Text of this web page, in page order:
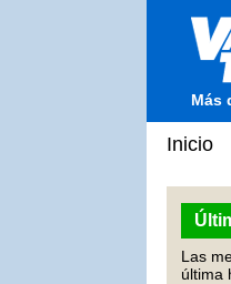
Más
Inicio
Las
última